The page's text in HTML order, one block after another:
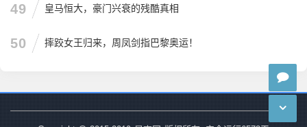
49 皇马恒大，豪门兴衰的残酷真相
50 摔跤女王归来，周凤剑指巴黎奥运！